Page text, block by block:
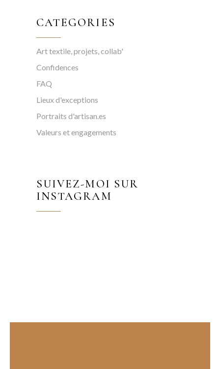
CATEGORIES
Art textile, projets, collab'
Confidences
FAQ
Lieux d'exceptions
Portraits d'artisan.es
Valeurs et engagements
SUIVEZ-MOI SUR
INSTAGRAM